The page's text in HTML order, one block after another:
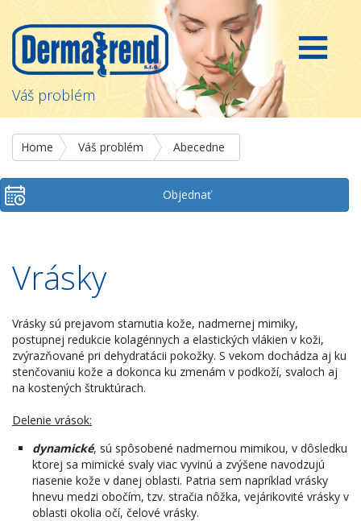
Váš problém
Home Váš problém Abecedne
Objednať
Vrásky
Vrásky sú prejavom starnutia kože, nadmernej mimiky,
postupnej redukcie kolagénnych a elastických vlákien v koži,
zvýrazňované pri dehydratácii pokožky. S vekom dochádza aj ku
stenčovaniu kože a dokonca ku zmenám v podkoží, svaloch aj
na kostených štruktúrach.
Delenie vrások:
dynamické, sú spôsobené nadmernou mimikou, v dôsledku
ktorej sa mimické svaly viac vyvinú a zvýšene navodzujú
riasenie kože v danej oblasti. Patria sem napríklad vrásky
hnevu medzi obočím, tzv. stračia nôžka, vejárikovité vrásky v
oblasti okolia očí, čelové vrásky.